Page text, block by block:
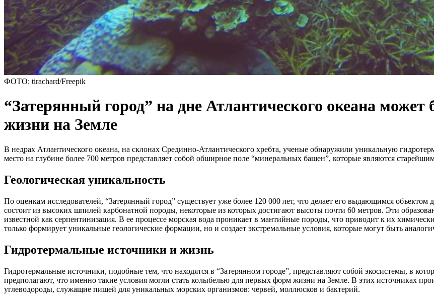
ФОТО: tirachard/Freepik
“Затерянный город” на дне Атлантического океана
жизни на Земле
В недрах Атлантического океана, на склонах Срединно-Атлантического хребта, ученые обнаружили уникальную
место на глубине более 700 метров представляет собой обширное поле “минеральных башен”, которые являются
Геологическая уникальность
По оценкам исследователей, “Затерянный город” существует уже более 120 000 лет, что делает его выдающимся
состоит из высоких шпилей карбонатной породы, некоторые из которых достигают высоты почти 60 метров. Эти
известной как серпентинизация. В ее процессе морская вода проникает в мантийные породы, что приводит к их
только формирует уникальные геологические формации, но и создает экстремальные условия, которые могут быть
Гидротермальные источники и жизнь
Гидротермальные источники, подобные тем, что находятся в “Затерянном городе”, представляют собой экосистемы, в
предполагают, что именно такие условия могли стать колыбелью для первых форм жизни на Земле. В этих источниках
углеводороды, служащие пищей для уникальных морских организмов: червей, моллюсков и бактерий.